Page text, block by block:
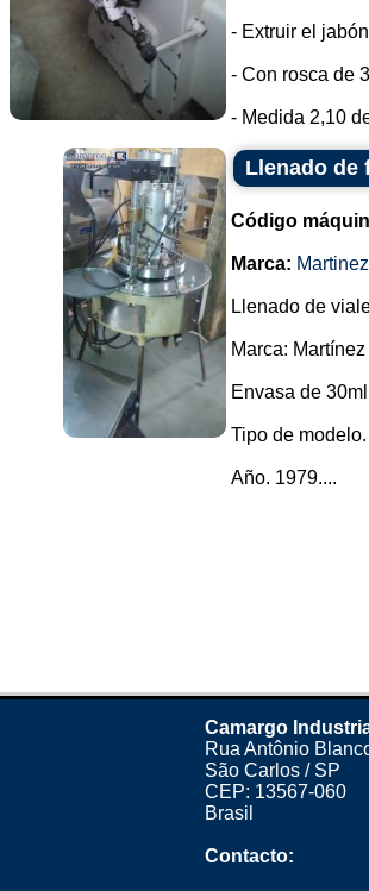
- Extruir el
- Con rosca de
- Medida 2,10
Llenado de
Código
Marca:
Llenado de
Marca:
Envasa de
Tipo de
Año. 1979....
Camargo
Rua Antônio
São Carlos / SP
CEP: 13567-060
Brasil
Contacto: